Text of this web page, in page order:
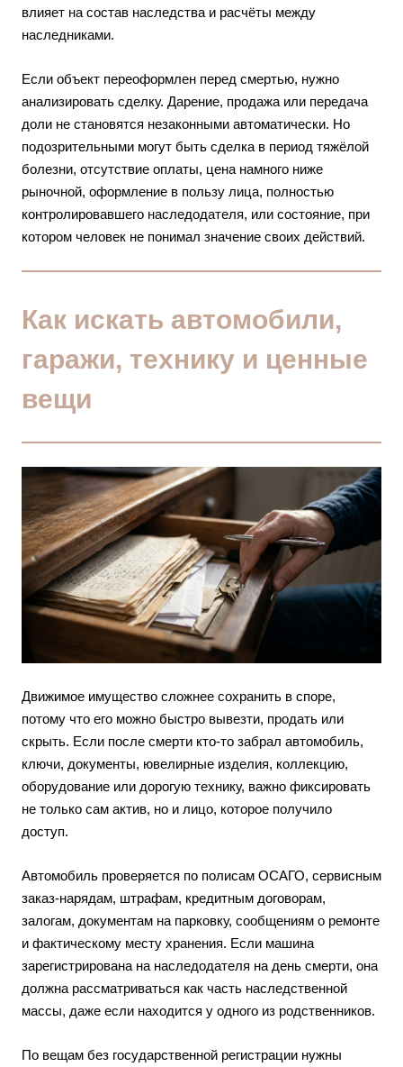
влияет на состав наследства и расчёты между
наследниками.
Если объект переоформлен перед смертью, нужно
анализировать сделку. Дарение, продажа или передача
доли не становятся незаконными автоматически. Но
подозрительными могут быть сделка в период тяжёлой
болезни, отсутствие оплаты, цена намного ниже
рыночной, оформление в пользу лица, полностью
контролировавшего наследодателя, или состояние, при
котором человек не понимал значение своих действий.
Как искать автомобили,
гаражи, технику и ценные
вещи
Движимое имущество сложнее сохранить в споре,
потому что его можно быстро вывезти, продать или
скрыть. Если после смерти кто-то забрал автомобиль,
ключи, документы, ювелирные изделия, коллекцию,
оборудование или дорогую технику, важно фиксировать
не только сам актив, но и лицо, которое получило
доступ.
Автомобиль проверяется по полисам ОСАГО, сервисным
заказ-нарядам, штрафам, кредитным договорам,
залогам, документам на парковку, сообщениям о ремонте
и фактическому месту хранения. Если машина
зарегистрирована на наследодателя на день смерти, она
должна рассматриваться как часть наследственной
массы, даже если находится у одного из родственников.
По вещам без государственной регистрации нужны